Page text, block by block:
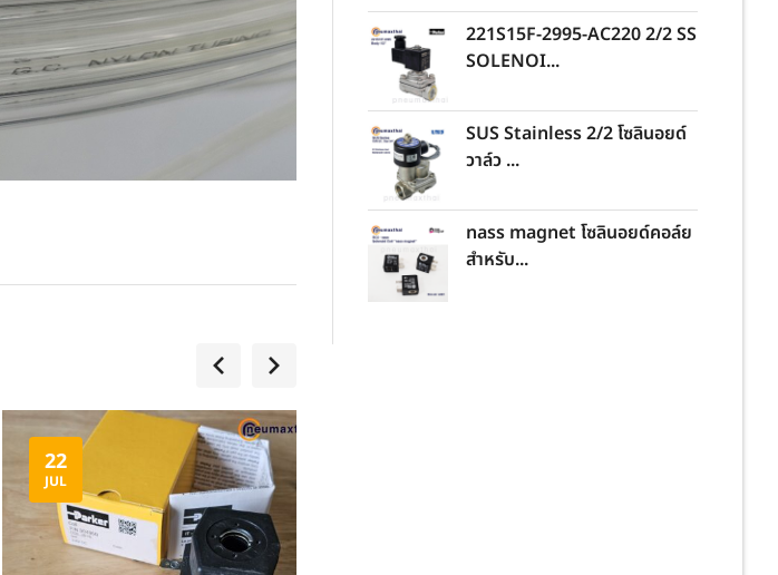
22
JUL
221S15F-2995-AC220 2/2 SS
SOLENOI...
SUS Stainless 2/2 โซลินอยด์
วาล์ว ...
nass magnet โซลินอยด์คอล์ย
สำหรับ...